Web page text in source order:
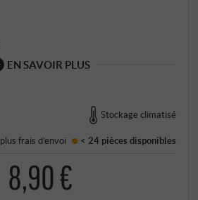
EN SAVOIR PLUS
Stockage climatisé
, plusfrais d’envoi < 24 pièces disponibles
8,90 €